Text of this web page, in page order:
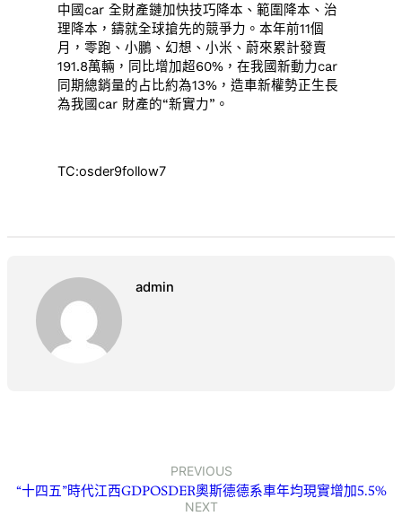
中國car 全財產鏈加快技巧降本、範圍降本、治
理降本，鑄就全球搶先的競爭力。本年前11個
月，零跑、小鵬、幻想、小米、蔚來累計發賣
191.8萬輛，同比增加超60%，在我國新動力car
同期總銷量的占比約為13%，造車新權勢正生長
為我國car 財產的“新實力”。
TC:osder9follow7
admin
PREVIOUS
“十四五”時代江西GDPOSDER奧斯德德系車年均現實增加5.5%
NEXT